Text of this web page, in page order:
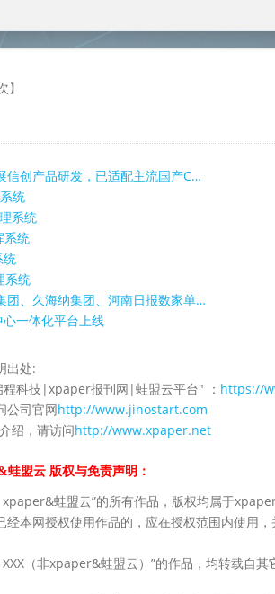
信创产品研发，已适配主流国产C…
统
系统
系统
统
系统
团、久海纳集团、河南日报数家单…
一体化平台上线
出处:
程科技|xpaper报刊网|蛙盟云平台" ： https://
公司官网http://www.jinostart.com
绍，请访问http://www.xpaper.net
盟云 版权与免责声明：
蛙盟云”的所有作品，版权均属于
经本网授权使用作品的，应在授权范围内使用
（非xpaper&蛙盟云）”的作品，均转载自